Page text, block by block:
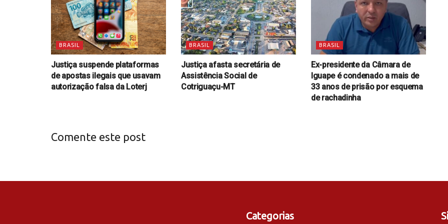
BRASIL
Justiça suspende plataformas
de apostas ilegais que usavam
autorização falsa da Loterj
BRASIL
Justiça afasta secretária de
Assistência Social de
Cotriguaçu-MT
BRASIL
Ex-presidente da Câmara de
Iguape é condenado a mais de
33 anos de prisão por esquema
de rachadinha
Comente este post
Categorias